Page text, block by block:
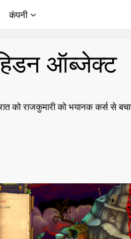
कंपनी
ऑब्जेक्ट
को राजकुमारी को भयानक कर्स से